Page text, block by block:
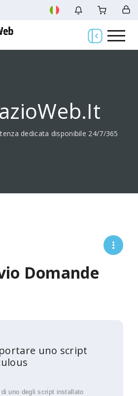
dedicata disponibile 24/7/365
Domande
uno script
uno degli script installato